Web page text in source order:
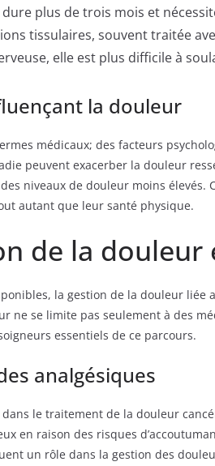
plus de trois mois et
tissulaires, souvent traitée
elle est plus difficile à
la douleur
médicaux; des facteurs
peuvent exacerber la douleur
niveaux de douleur moins
autant que leur santé physique.
de la douleur
la gestion de la douleur liée
ne se limite pas seulement à des
essentiels de ce parcours.
analgésiques
le traitement de la douleur
en raison des risques
un rôle dans la gestion des